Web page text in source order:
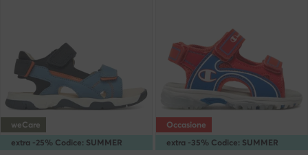
extra -25% Codice: SUMMER
weCare
extra -35% Codice: SUMMER
Occasione